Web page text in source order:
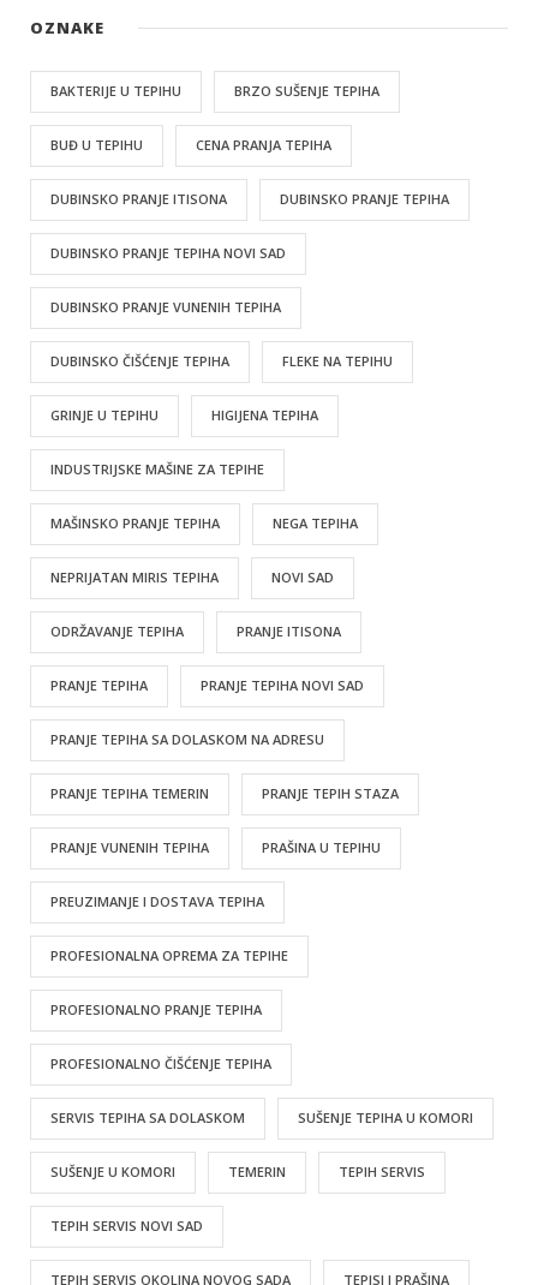
OZNAKE
BAKTERIJE U TEPIHU BRZO SUŠENJE TEPIHA
BUĐ U TEPIHU CENA PRANJA TEPIHA
DUBINSKO PRANJE ITISONA DUBINSKO PRANJE TEPIHA
DUBINSKO PRANJE TEPIHA NOVI SAD
DUBINSKO PRANJE VUNENIH TEPIHA
DUBINSKO ČIŠĆENJE TEPIHA FLEKE NA TEPIHU
GRINJE U TEPIHU HIGIJENA TEPIHA
INDUSTRIJSKE MAŠINE ZA TEPIHE
MAŠINSKO PRANJE TEPIHA NEGA TEPIHA
NEPRIJATAN MIRIS TEPIHA NOVI SAD
ODRŽAVANJE TEPIHA PRANJE ITISONA
PRANJE TEPIHA PRANJE TEPIHA NOVI SAD
PRANJE TEPIHA SA DOLASKOM NA ADRESU
PRANJE TEPIHA TEMERIN PRANJE TEPIH STAZA
PRANJE VUNENIH TEPIHA PRAŠINA U TEPIHU
PREUZIMANJE I DOSTAVA TEPIHA
PROFESIONALNA OPREMA ZA TEPIHE
PROFESIONALNO PRANJE TEPIHA
PROFESIONALNO ČIŠĆENJE TEPIHA
SERVIS TEPIHA SA DOLASKOM SUŠENJE TEPIHA U KOMORI
SUŠENJE U KOMORI TEMERIN TEPIH SERVIS
TEPIH SERVIS NOVI SAD
TEPIH SERVIS OKOLINA NOVOG SADA TEPISI I PRAŠINA